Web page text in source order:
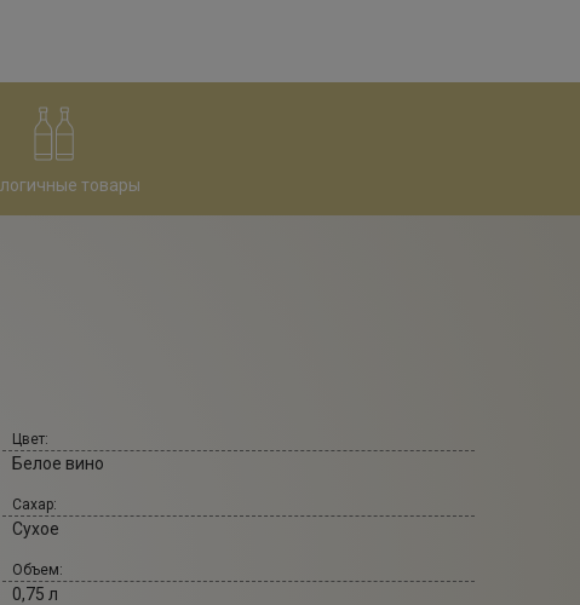
товары
Цвет:
Белое вино
Сахар:
Сухое
Объем:
0,75 л